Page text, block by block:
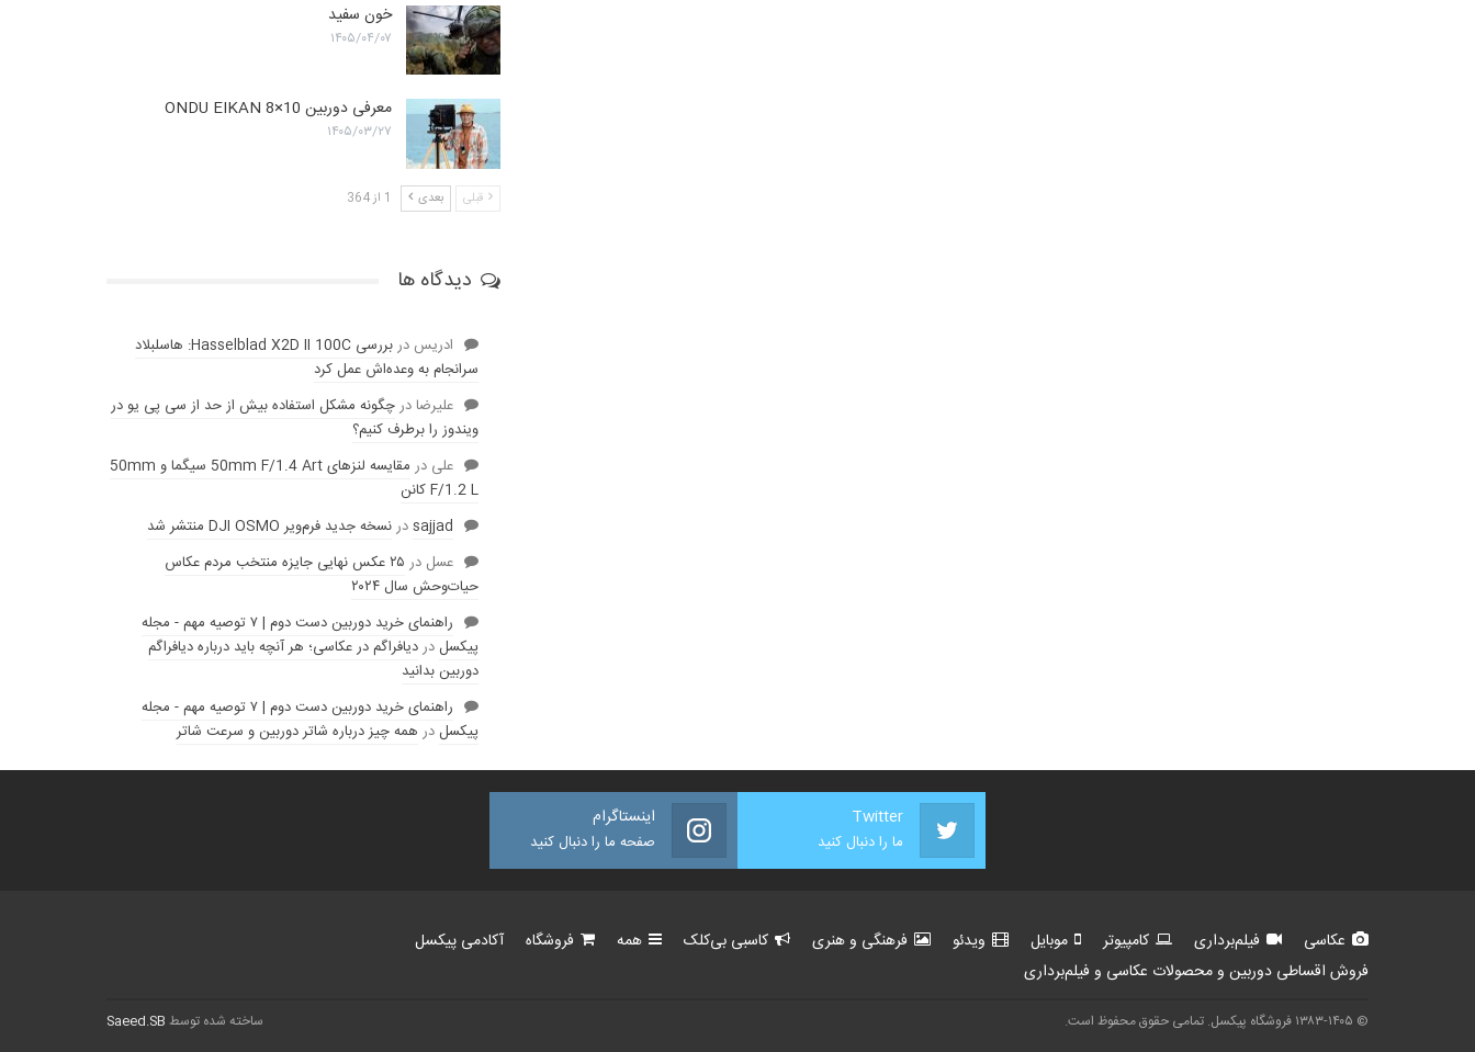
خون سفید
۱۴۰۵/۰۴/۰۷
معرفی دوربین ONDU EIKAN 8×10
۱۴۰۵/۰۳/۲۷
قبلی بعدی 1 از 364
دیدگاه ها
ادریس در
بررسی Hasselblad X2D II 100C: هاسلبلاد
سرانجام به وعده‌‌اش عمل کرد
عليرضادرچگونه مشکل استفاده بیش از حد از سی پی یو در
ویندوز را برطرف کنیم؟
علی در
مقایسه لنز‌های 50mm F/1.4 Art سیگما و 50mm
F/1.2 L کانن
sajjadدرنسخه جدید فرم‌ویر DJI OSMO منتشر شد
عسل در
۲۵ عکس نهایی جایزه منتخب مردم عکاس
حیات‌وحش سال ۲۰۲۴
راهنمای خرید دوربین دست دوم | ۷ توصیه مهم - مجله
پیکسلدردیافراگم در عکاسی؛ هر آنچه باید درباره دیافراگم
دوربین بدانید
راهنمای خرید دوربین دست دوم | ۷ توصیه مهم - مجله
پیکسلدر همه چیز درباره شاتر دوربین و سرعت شاتر
Twitter
ما را دنبال کنید
اینستاگرام
صفحه ما را دنبال کنید
عکاسی فیلم‌برداری کامپیوتر موبایل ویدئو فرهنگی و هنری کاسبی بی‌کلک همه فروشگاه
آکادمی پیکسل
فروش اقساطی دوربین و محصولات عکاسی و فیلم‌برداری
© ۱۳۸۳-۱۴۰۵ فروشگاه پیکسل. تمامی حقوق محفوظ است. ساخته شده توسط Saeed.SB